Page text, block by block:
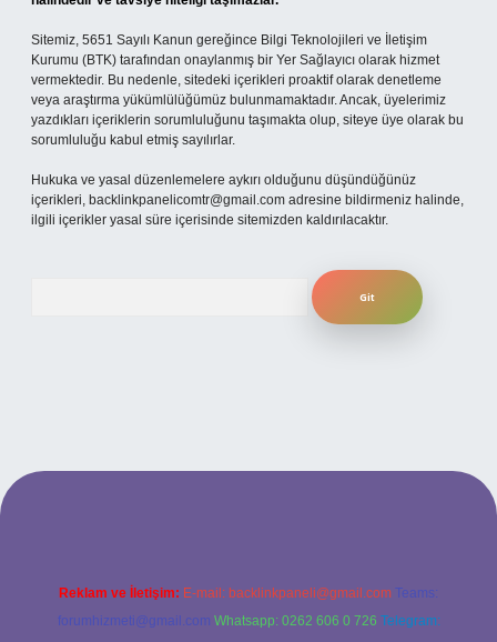
Sitemiz, 5651 Sayılı Kanun gereğince Bilgi Teknolojileri ve İletişim
Kurumu (BTK) tarafından onaylanmış bir Yer Sağlayıcı olarak hizmet
vermektedir. Bu nedenle, sitedeki içerikleri proaktif olarak denetleme
veya araştırma yükümlülüğümüz bulunmamaktadır. Ancak, üyelerimiz
yazdıkları içeriklerin sorumluluğunu taşımakta olup, siteye üye olarak bu
sorumluluğu kabul etmiş sayılırlar.
Hukuka ve yasal düzenlemelere aykırı olduğunu düşündüğünüz
içerikleri, backlinkpanelicomtr@gmail.com adresine bildirmeniz halinde,
ilgili içerikler yasal süre içerisinde sitemizden kaldırılacaktır.
Reklam ve İletişim: E-mail: backlinkpaneli@gmail.com Teams:
forumhizmeti@gmail.com Whatsapp: 0262 606 0 726 Telegram: